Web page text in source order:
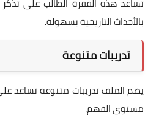
بالأحداث التاريخية بسهولة.
تدريبات متنوعة
يضم الملف تدريبات متنوعة تساعد
مستوى الفهم.